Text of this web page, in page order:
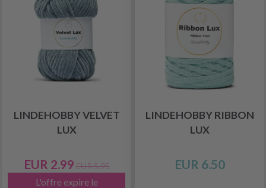
LINDEHOBBY VELVET
LUX
EUR 2.99 EUR 5.95
L'offre expire le
LINDEHOBBY RIBBON
LUX
EUR 6.50